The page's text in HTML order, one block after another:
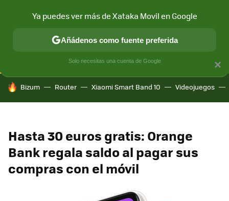
CONECTIVIDAD MÓVIL Y SOCIEDAD APLICACIONES
HOY SE HABLA DE
Bizum Router Xiaomi Smart Band 10 Videojuegos
Hasta 30 euros gratis: Orange
Bank regala saldo al pagar sus
compras con el móvil
×
Ya puedes ver más de Xataka Movil en Google
Añádenos como fuente preferida
Solo necesitas una cuenta de Google